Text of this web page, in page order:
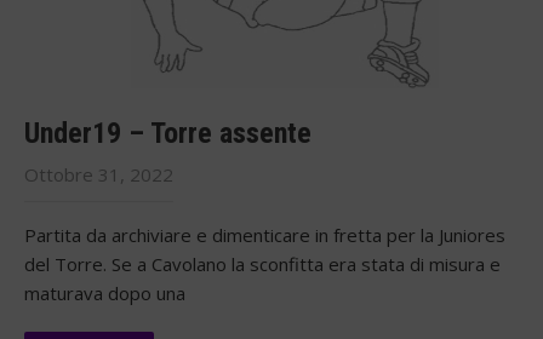
Under19 – Torre assente
Ottobre 31, 2022
Partita da archiviare e dimenticare in fretta per la Juniores
del Torre. Se a Cavolano la sconfitta era stata di misura e
maturava dopo una